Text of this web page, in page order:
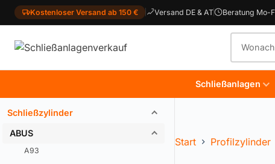
Kostenloser Versand ab 150 € Versand DE & AT Beratung Mo-
Schließanlagen
Schließzylinder
ABUS
A93
Start Profilzylinder